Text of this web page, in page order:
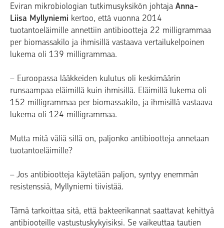
Eviran mikrobiologian tutkimusyksikön johtaja Anna-
Liisa Myllyniemi kertoo, että vuonna 2014
tuotantoeläimille annettiin antibiootteja 22 milligrammaa
per biomassakilo ja ihmisillä vastaava vertailukelpoinen
lukema oli 139 milligrammaa.
– Euroopassa lääkkeiden kulutus oli keskimäärin
runsaampaa eläimillä kuin ihmisillä. Eläimillä lukema oli
152 milligrammaa per biomassakilo, ja ihmisillä vastaava
lukema oli 124 milligrammaa.
Mutta mitä väliä sillä on, paljonko antibiootteja annetaan
tuotantoeläimille?
– Jos antibiootteja käytetään paljon, syntyy enemmän
resistenssiä, Myllyniemi tiivistää.
Tämä tarkoittaa sitä, että bakteerikannat saattavat kehittyä
antibiooteille vastustuskykyisiksi. Se vaikeuttaa tautien